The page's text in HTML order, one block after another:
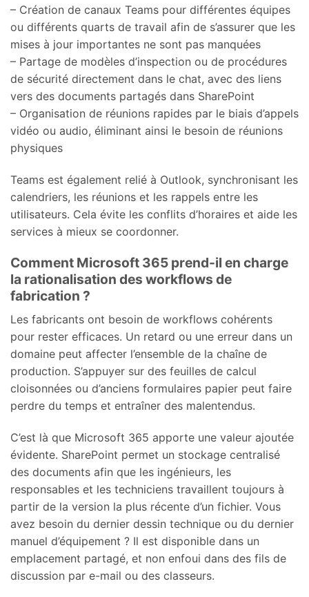
– Création de canaux Teams pour différentes équipes
ou différents quarts de travail afin de s’assurer que les
mises à jour importantes ne sont pas manquées
– Partage de modèles d’inspection ou de procédures
de sécurité directement dans le chat, avec des liens
vers des documents partagés dans SharePoint
– Organisation de réunions rapides par le biais d’appels
vidéo ou audio, éliminant ainsi le besoin de réunions
physiques
Teams est également relié à Outlook, synchronisant les
calendriers, les réunions et les rappels entre les
utilisateurs. Cela évite les conflits d’horaires et aide les
services à mieux se coordonner.
Comment Microsoft 365 prend-il en charge
la rationalisation des workflows de
fabrication ?
Les fabricants ont besoin de workflows cohérents
pour rester efficaces. Un retard ou une erreur dans un
domaine peut affecter l’ensemble de la chaîne de
production. S’appuyer sur des feuilles de calcul
cloisonnées ou d’anciens formulaires papier peut faire
perdre du temps et entraîner des malentendus.
C’est là que Microsoft 365 apporte une valeur ajoutée
évidente. SharePoint permet un stockage centralisé
des documents afin que les ingénieurs, les
responsables et les techniciens travaillent toujours à
partir de la version la plus récente d’un fichier. Vous
avez besoin du dernier dessin technique ou du dernier
manuel d’équipement ? Il est disponible dans un
emplacement partagé, et non enfoui dans des fils de
discussion par e-mail ou des classeurs.